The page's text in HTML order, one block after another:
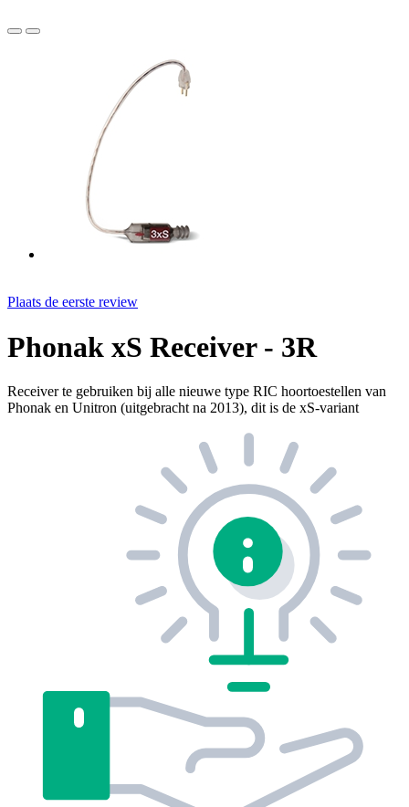
Plaats de eerste review
Phonak xS Receiver - 3R
Receiver te gebruiken bij alle nieuwe type RIC hoortoestellen van
Phonak en Unitron (uitgebracht na 2013), dit is de xS-variant